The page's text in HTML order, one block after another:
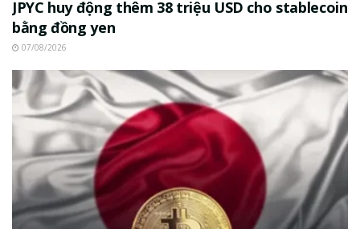
JPYC huy động thêm 38 triệu USD cho stablecoin
bằng đồng yen
07/08/2026